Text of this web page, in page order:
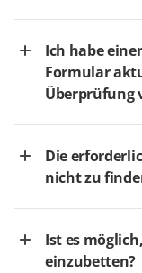
Ich habe
Formular
Überprüfung
Die
nicht zu
Ist es
einzubetten?